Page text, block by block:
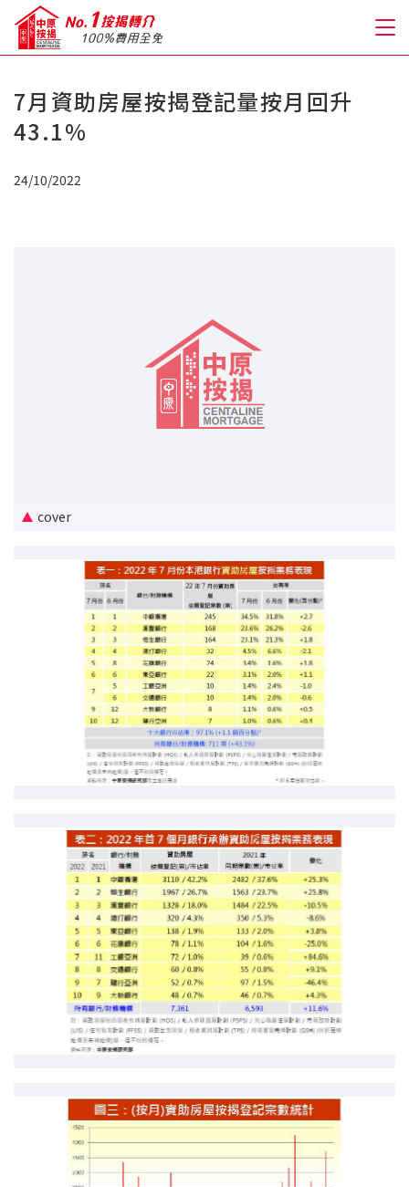
關於我們
推薦齊齊友賞
供款年期計算
印花稅計算
免費物業估價
下載中心
按揭全面睇
新聞/研究
統計數據庫
7月資助房屋按揭登記量按月回升
43.1%
24/10/2022
cover